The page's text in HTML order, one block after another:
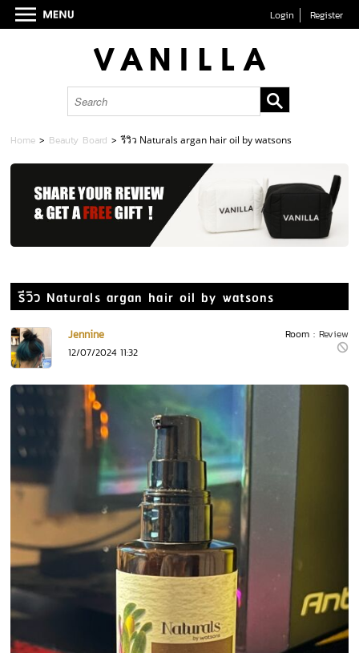
Login Register
Home > Beauty Board >รีวิว Naturals argan hair oil by watsons
รีวิว Naturals argan hair oil by watsons
Room : Review
Jennine
12/07/2024 11:32